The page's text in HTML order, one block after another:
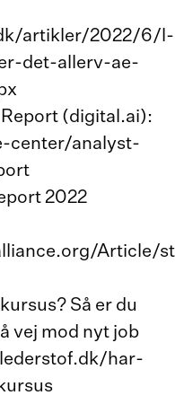
artikler/2022/6/l-
det-allerv-ae-
(digital.ai):
center/analyst-
2022
Article/
Så er du
vej mod nyt job
har-